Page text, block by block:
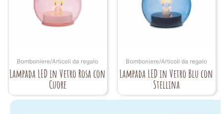
Bomboniere/Articoli da regalo
Lampada LED in Vetro Rosa con
Cuore
Bomboniere/Articoli da regalo
Lampada LED in Vetro Blu con
Stellina